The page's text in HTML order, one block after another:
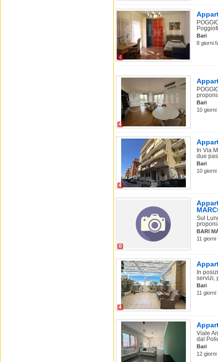
4
Bari
8 giorni
4
Bari
10
4
In Via
due
Bari
10
0
Sul
BARI
11
4
In
servizi,
Bari
11
Viale
dal
Bari
12